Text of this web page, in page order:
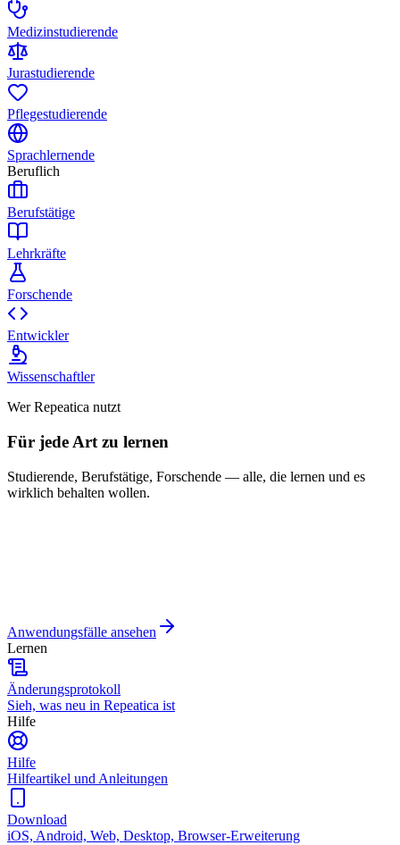
Medizinstudierende
Jurastudierende
Pflegestudierende
Sprachlernende
Beruflich
Berufstätige
Lehrkräfte
Forschende
Entwickler
Wissenschaftler
Wer Repeatica nutzt
Für jede Art zu lernen
Studierende, Berufstätige, Forschende — alle, die lernen und es
wirklich behalten wollen.
Anwendungsfälle ansehen
Lernen
Änderungsprotokoll
Sieh, was neu in Repeatica ist
Hilfe
Hilfe
Hilfeartikel und Anleitungen
Download
iOS, Android, Web, Desktop, Browser-Erweiterung